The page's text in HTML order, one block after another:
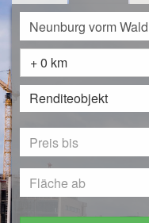
+ 0 km
Renditeobjekt